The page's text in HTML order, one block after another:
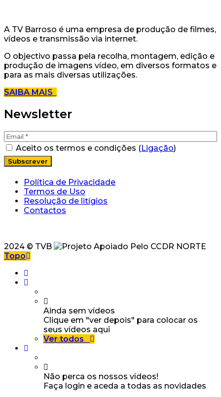
A TV Barroso é uma empresa de produção de filmes,
vídeos e transmissão via internet.
O objectivo passa pela recolha, montagem, edição e
produção de imagens vídeo, em diversos formatos e
para as mais diversas utilizações.
SAIBA MAIS
Newsletter
Aceito os termos e condições (Ligação)
Política de Privacidade
Termos de Uso
Resolução de litígios
Contactos
2024 © TVB
Topo
Ainda sem vídeos
Clique em "ver depois" para colocar os
seus vídeos aqui
Ver todos
Não perca os nossos vídeos!
Faça login e aceda a todas as novidades